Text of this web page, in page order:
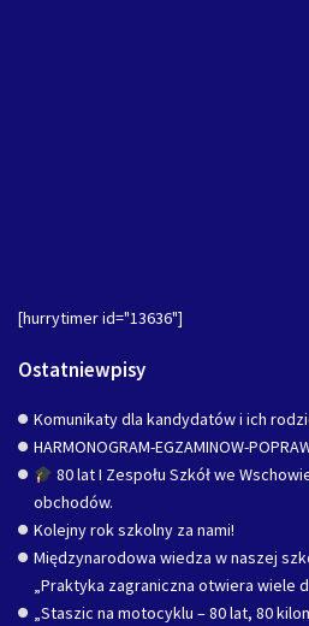
[hurrytimer id="13636"]
Ostatniewpisy
Komunikaty dla kandydatów i ich
HARMONOGRAM-EGZAMINOW-
80 lat I Zespołu Szkół we
obchodów.
Kolejny rok szkolny za nami!
Międzynarodowa wiedza w naszej
„Praktyka zagraniczna otwiera wiele
„Staszic na motocyklu – 80 lat, 80